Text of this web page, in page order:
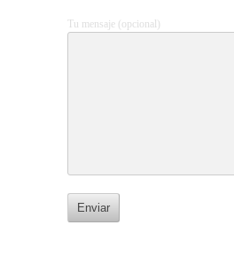
Tu mensaje (opcional)